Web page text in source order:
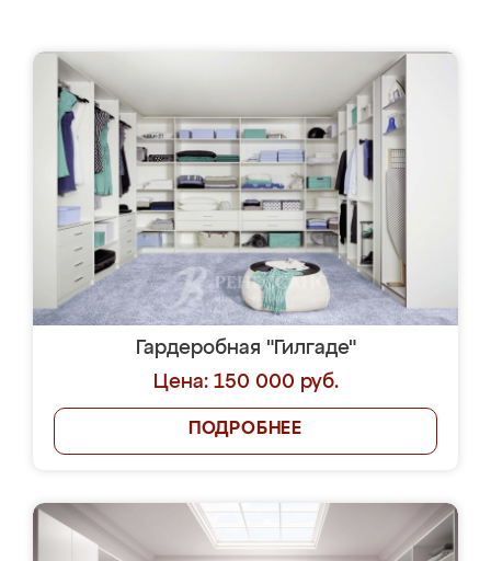
Гардеробная "Гилгаде"
Цена: 150 000 руб.
ПОДРОБНЕЕ